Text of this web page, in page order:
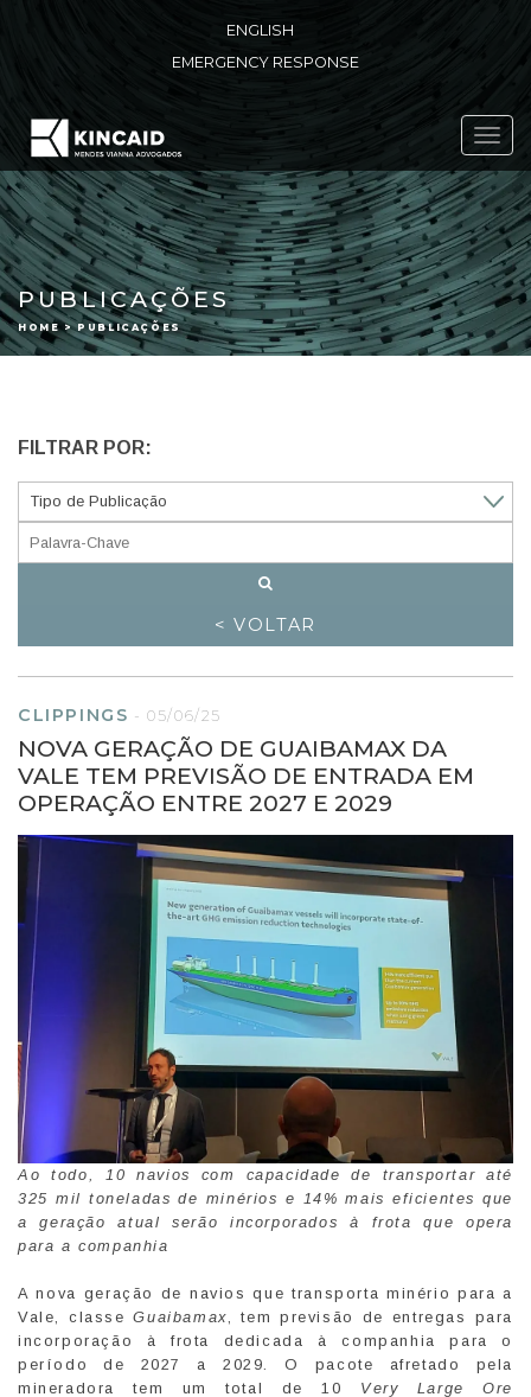
ENGLISH
EMERGENCY RESPONSE
PUBLICAÇÕES
HOME > PUBLICAÇÕES
FILTRAR POR:
< VOLTAR
CLIPPINGS -05/06/25
NOVA GERAÇÃO DE GUAIBAMAX DA
VALE TEM PREVISÃO DE ENTRADA EM
OPERAÇÃO ENTRE 2027 E 2029
Ao todo, 10 navios com capacidade de transportar até
325 mil toneladas de minérios e 14% mais eficientes que
a geração atual serão incorporados à frota que opera
para a companhia
A nova geração de navios que transporta minério para a
Vale, classeGuaibamax, tem previsão de entregas para
incorporação à frota dedicada à companhia para o
período de 2027 a 2029. O pacote afretado pela
mineradora tem um total de 10 Very Large Ore